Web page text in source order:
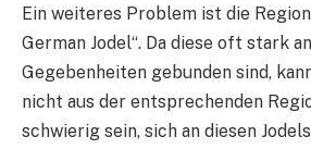
Ein weiteres Problem ist die
German Jodel“. Da diese oft stark
Gegebenheiten gebunden sind,
nicht aus der entsprechenden
schwierig sein, sich an diesen